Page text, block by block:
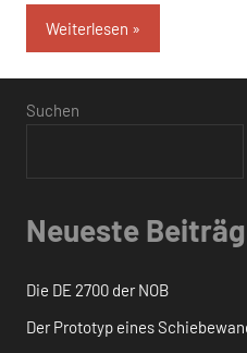
Weiterlesen
Suchen
Neueste
Die DE 2700 der NOB
Der Prototyp eines